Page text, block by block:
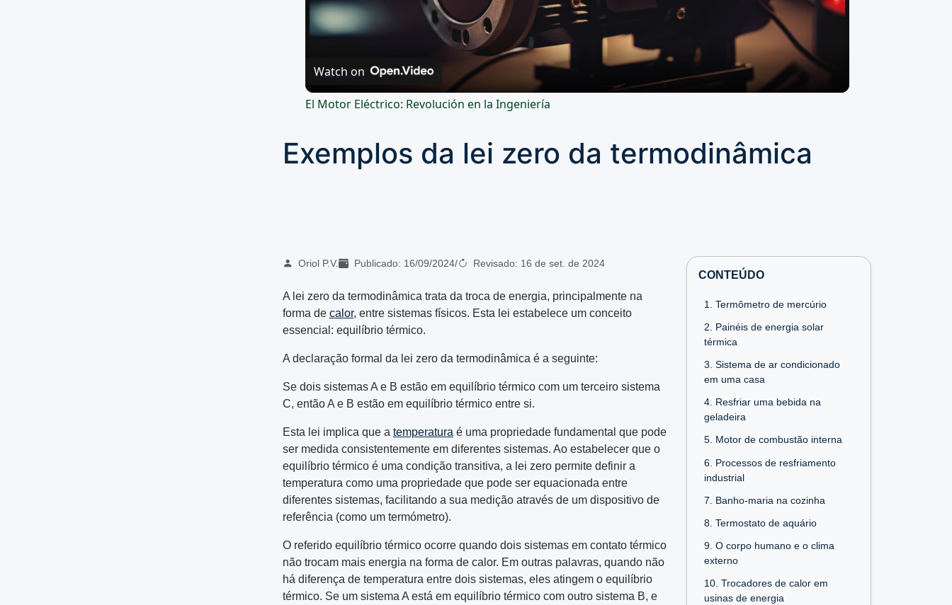
Watch on
El Motor Eléctrico: Revolución en la Ingeniería
Exemplos da lei zero da termodinâmica
Oriol P.V. Publicado: 16/09/2024/ Revisado: 16 de set. de 2024
A lei zero da termodinâmica trata da troca de energia, principalmente na
forma de calor, entre sistemas físicos. Esta lei estabelece um conceito
essencial: equilíbrio térmico.
A declaração formal da lei zero da termodinâmica é a seguinte:
Se dois sistemas A e B estão em equilíbrio térmico com um terceiro sistema
C, então A e B estão em equilíbrio térmico entre si.
Esta lei implica que a temperatura é uma propriedade fundamental que pode
ser medida consistentemente em diferentes sistemas. Ao estabelecer que o
equilíbrio térmico é uma condição transitiva, a lei zero permite definir a
temperatura como uma propriedade que pode ser equacionada entre
diferentes sistemas, facilitando a sua medição através de um dispositivo de
referência (como um termómetro).
O referido equilíbrio térmico ocorre quando dois sistemas em contato térmico
não trocam mais energia na forma de calor. Em outras palavras, quando não
há diferença de temperatura entre dois sistemas, eles atingem o equilíbrio
térmico. Se um sistema A está em equilíbrio térmico com outro sistema B, e
CONTEÚDO
1. Termômetro de mercúrio
2. Painéis de energia solar
térmica
3. Sistema de ar condicionado
em uma casa
4. Resfriar uma bebida na
geladeira
5. Motor de combustão interna
6. Processos de resfriamento
industrial
7. Banho-maria na cozinha
8. Termostato de aquário
9. O corpo humano e o clima
externo
10. Trocadores de calor em
usinas de energia